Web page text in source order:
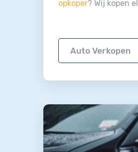
opkoper? Wij kopen
Auto Verkopen